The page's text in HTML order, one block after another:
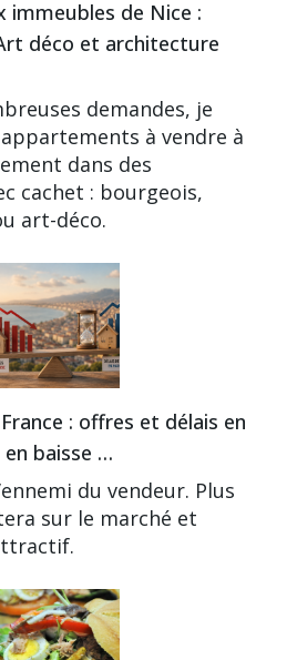
immeubles de Nice :
déco et architecture
demandes, je
à vendre à
dans des
cachet : bourgeois,
art-déco.
: offres et délais en
baisse …
du vendeur. Plus
sur le marché et